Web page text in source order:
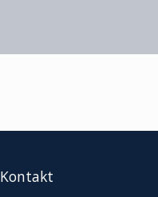
Kontakt